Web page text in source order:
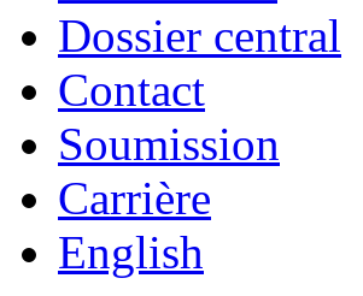
Dossier central
Contact
Soumission
Carrière
English